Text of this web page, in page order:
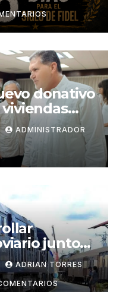
donativo
garantizar
a
ADMINISTRADOR
junto
ADRIAN TORRES